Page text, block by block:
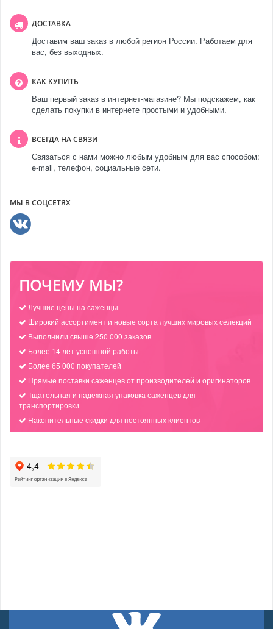
ДОСТАВКА
Доставим ваш заказ в любой регион России. Работаем для
вас, без выходных.
КАК КУПИТЬ
Ваш первый заказ в интернет-магазине? Мы подскажем, как
сделать покупки в интернете простыми и удобными.
ВСЕГДА НА СВЯЗИ
Связаться с нами можно любым удобным для вас способом:
e-mail, телефон, социальные сети.
МЫ В СОЦСЕТЯХ
ПОЧЕМУ МЫ?
Лучшие цены на саженцы
Широкий ассортимент и новые сорта лучших мировых селекций
Выполнили свыше 250 000 заказов
Более 14 лет успешной работы
Более 65 000 покупателей
Прямые поставки саженцев от производителей и оригинаторов
Тщательная и надежная упаковка саженцев для
транспортировки
Накопительные скидки для постоянных клиентов